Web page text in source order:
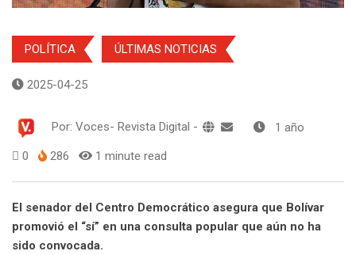
POLÍTICA ÚLTIMAS NOTICIAS
2025-04-25
Por: Voces- Revista Digital - 1 año
0 286 1 minute read
El senador del Centro Democrático asegura que Bolívar
promovió el “sí” en una consulta popular que aún no ha
sido convocada.